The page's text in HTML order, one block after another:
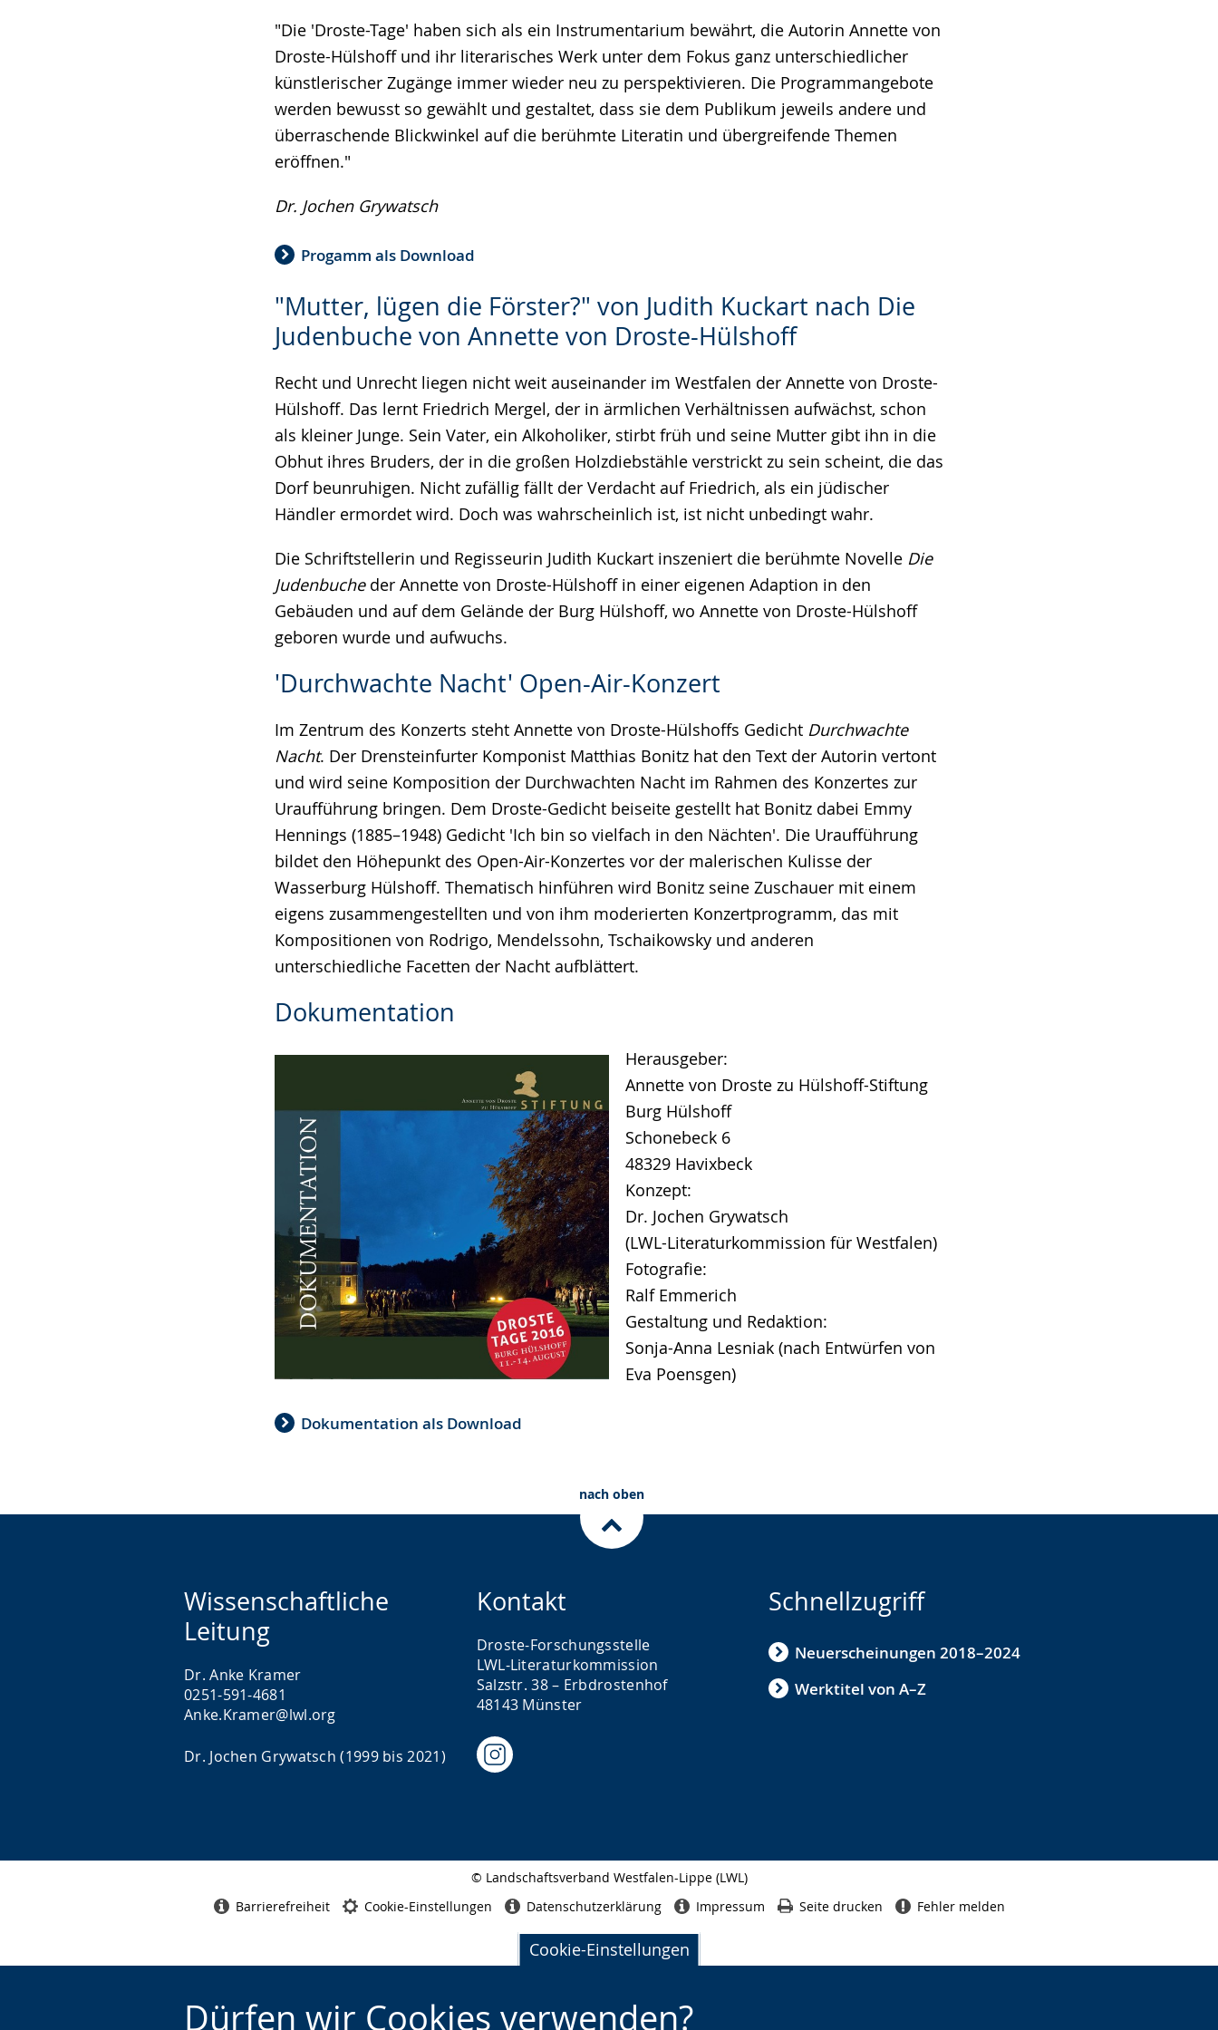
Cookie-Einstellungen
Dürfen wir Cookies verwenden?
"Die 'Droste-Tage' haben sich als ein Instrumentarium bewährt, die Autorin Annette von
Droste-Hülshoff und ihr literarisches Werk unter dem Fokus ganz unterschiedlicher
künstlerischer Zugänge immer wieder neu zu perspektivieren. Die Programmangebote
werden bewusst so gewählt und gestaltet, dass sie dem Publikum jeweils andere und
überraschende Blickwinkel auf die berühmte Literatin und übergreifende Themen
eröffnen."
Dr. Jochen Grywatsch
Progamm als Download
"Mutter, lügen die Förster?" von Judith Kuckart nach Die
Judenbuche von Annette von Droste-Hülshoff
Recht und Unrecht liegen nicht weit auseinander im Westfalen der Annette von Droste-
Hülshoff. Das lernt Friedrich Mergel, der in ärmlichen Verhältnissen aufwächst, schon
als kleiner Junge. Sein Vater, ein Alkoholiker, stirbt früh und seine Mutter gibt ihn in die
Obhut ihres Bruders, der in die großen Holzdiebstähle verstrickt zu sein scheint, die das
Dorf beunruhigen. Nicht zufällig fällt der Verdacht auf Friedrich, als ein jüdischer
Händler ermordet wird. Doch was wahrscheinlich ist, ist nicht unbedingt wahr.
Die Schriftstellerin und Regisseurin Judith Kuckart inszeniert die berühmte Novelle Die
Judenbucheder Annette von Droste-Hülshoff in einer eigenen Adaption in den
Gebäuden und auf dem Gelände der Burg Hülshoff, wo Annette von Droste-Hülshoff
geboren wurde und aufwuchs.
'Durchwachte Nacht' Open-Air-Konzert
Im Zentrum des Konzerts steht Annette von Droste-Hülshoffs Gedicht Durchwachte
Nacht. Der Drensteinfurter Komponist Matthias Bonitz hat den Text der Autorin vertont
und wird seine Komposition der Durchwachten Nacht im Rahmen des Konzertes zur
Uraufführung bringen. Dem Droste-Gedicht beiseite gestellt hat Bonitz dabei Emmy
Hennings (1885–1948) Gedicht 'Ich bin so vielfach in den Nächten'. Die Uraufführung
bildet den Höhepunkt des Open-Air-Konzertes vor der malerischen Kulisse der
Wasserburg Hülshoff. Thematisch hinführen wird Bonitz seine Zuschauer mit einem
eigens zusammengestellten und von ihm moderierten Konzertprogramm, das mit
Kompositionen von Rodrigo, Mendelssohn, Tschaikowsky und anderen
unterschiedliche Facetten der Nacht aufblättert.
Dokumentation
Herausgeber:
Annette von Droste zu Hülshoff-Stiftung
Burg Hülshoff
Schonebeck 6
48329 Havixbeck
Konzept:
Dr. Jochen Grywatsch
(LWL-Literaturkommission für Westfalen)
Fotografie:
Ralf Emmerich
Gestaltung und Redaktion:
Sonja-Anna Lesniak (nach Entwürfen von
Eva Poensgen)
Dokumentation als Download
wechseln.
Deutscher
Gebärdensprache
wird
angezeigt.
nach oben
Wissenschaftliche
Leitung
Dr. Anke Kramer
0251-591-4681
Anke.Kramer@lwl.org
Dr. Jochen Grywatsch (1999 bis 2021)
Kontakt
Droste-Forschungsstelle
LWL-Literaturkommission
Salzstr. 38 – Erbdrostenhof
48143 Münster
Schnellzugriff
Neuerscheinungen 2018–2024
Werktitel von A–Z
© Landschaftsverband Westfalen-Lippe (LWL)
Barrierefreiheit Cookie-Einstellungen Datenschutzerklärung Impressum Seite drucken Fehler melden